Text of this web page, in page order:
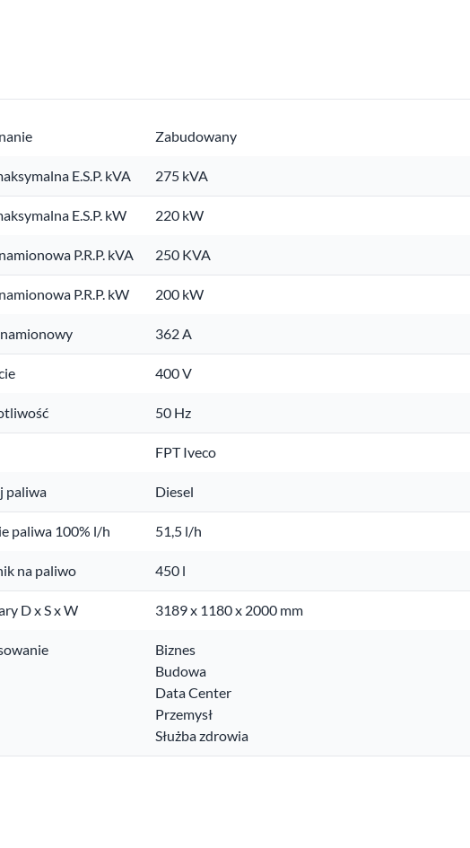
Zabudowany
E.S.P. kVA 275 kVA
E.S.P. kW 220 kW
P.R.P. kVA 250 KVA
P.R.P. kW 200 kW
362 A
400 V
50 Hz
FPT Iveco
paliwa Diesel
paliwa 100% l/h 51,5 l/h
na paliwo 450 l
D x S x W 3189 x 1180 x 2000 mm
Biznes
Budowa
Data Center
Przemysł
Służba zdrowia